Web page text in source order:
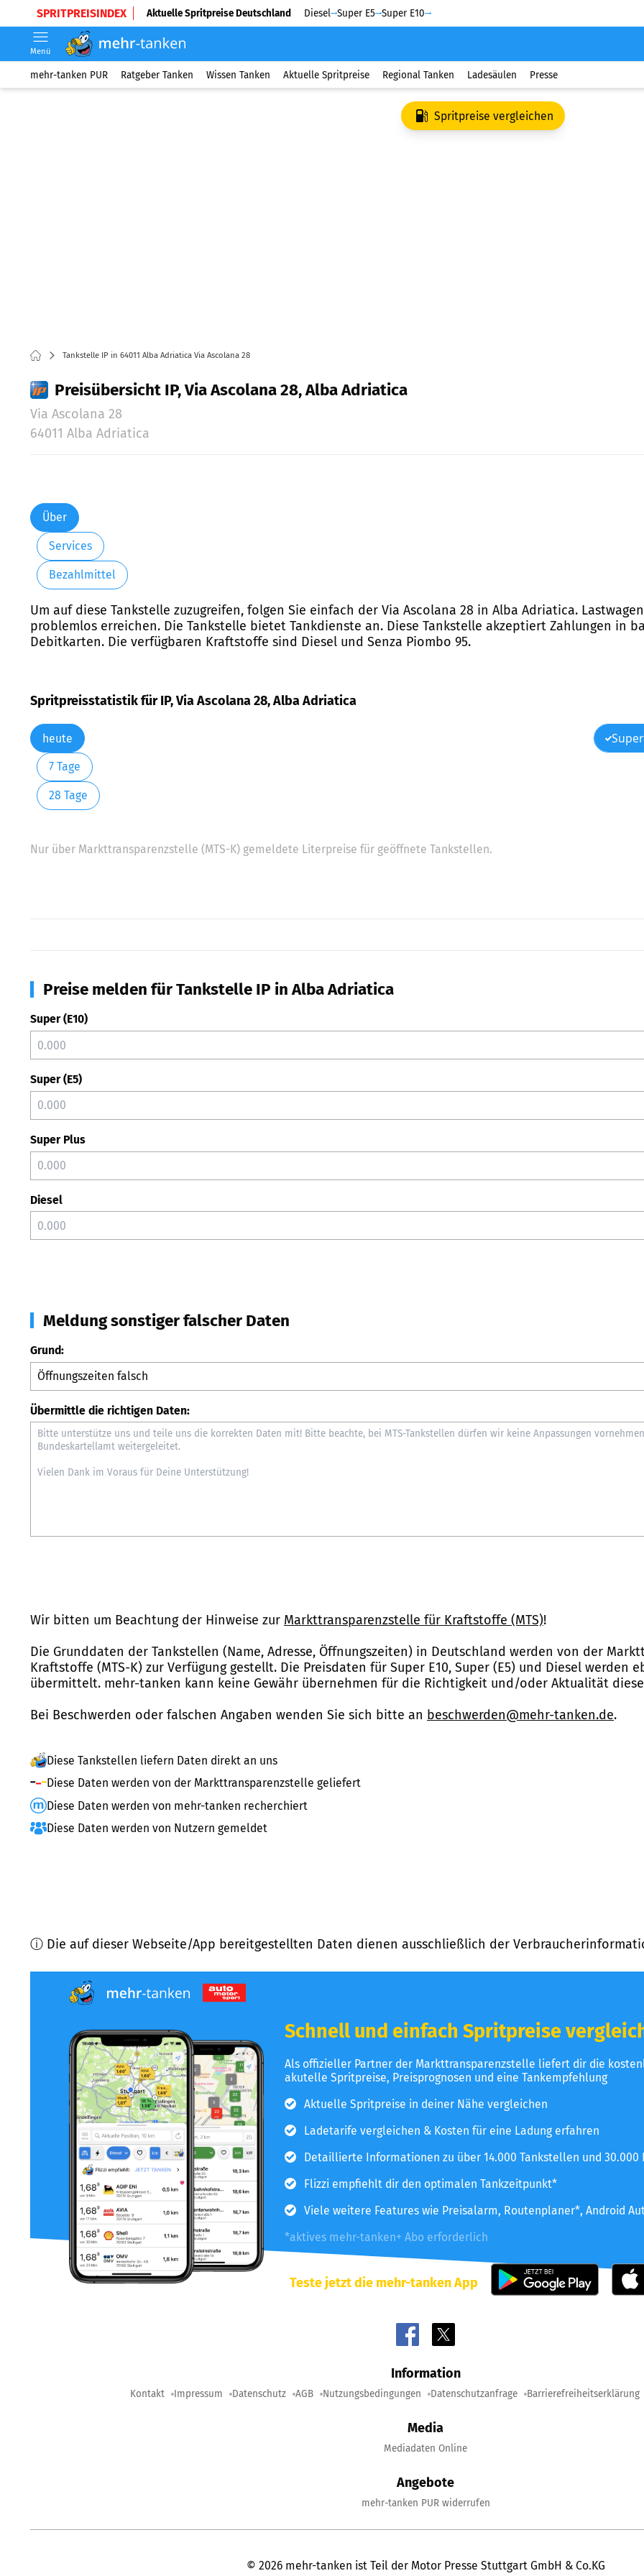
SPRITPREISINDEX Aktuelle Spritpreise Deutschland Diesel Super E5 Super E10
Menü
mehr-tanken PUR Ratgeber Tanken Wissen Tanken Aktuelle Spritpreise Regional Tanken Ladesäulen Presse
Spritpreise vergleichen
Tankstelle IP in 64011 Alba Adriatica Via Ascolana 28
Preisübersicht IP, Via Ascolana 28, Alba Adriatica
Via Ascolana 28
64011 Alba Adriatica
Über
Services
Bezahlmittel
Um auf diese Tankstelle zuzugreifen, folgen Sie einfach der Via Ascolana 28 in Alba Adriatica.
problemlos erreichen. Die Tankstelle bietet Tankdienste an. Diese Tankstelle akzeptiert Zahlungen in
Debitkarten. Die verfügbaren Kraftstoffe sind Diesel und Senza Piombo 95.
Spritpreisstatistik für IP, Via Ascolana 28, Alba Adriatica
heute
7 Tage
28 Tage
Nur über Markttransparenzstelle (MTS-K) gemeldete Literpreise für geöffnete Tankstellen.
Preise melden für Tankstelle IP in Alba Adriatica
Super (E10)
Super (E5)
Super Plus
Diesel
Meldung sonstiger falscher Daten
Grund:
Übermittle die richtigen Daten:
Wir bitten um Beachtung der Hinweise zur Markttransparenzstelle für Kraftstoffe (MTS)!
Die Grunddaten der Tankstellen (Name, Adresse, Öffnungszeiten) in Deutschland werden von der
Kraftstoffe (MTS-K) zur Verfügung gestellt. Die Preisdaten für Super E10, Super (E5) und Diesel werden
übermittelt. mehr-tanken kann keine Gewähr übernehmen für die Richtigkeit und/oder Aktualität
Bei Beschwerden oder falschen Angaben wenden Sie sich bitte an beschwerden@mehr-tanken.de.
Diese Tankstellen liefern Daten direkt an uns
Diese Daten werden von der Markttransparenzstelle geliefert
Diese Daten werden von mehr-tanken recherchiert
Diese Daten werden von Nutzern gemeldet
ⓘ Die auf dieser Webseite/App bereitgestellten Daten dienen ausschließlich der
Schnell und einfach Spritpreise
Als offizieller Partner der Markttransparenzstelle liefert dir die
akutelle Spritpreise, Preisprognosen und eine Tankempfehlung
Aktuelle Spritpreise in deiner Nähe vergleichen
Ladetarife vergleichen & Kosten für eine Ladung erfahren
Detaillierte Informationen zu über 14.000 Tankstellen und 30.000
Flizzi empfiehlt dir den optimalen Tankzeitpunkt*
Viele weitere Features wie Preisalarm, Routenplaner*, Android
*aktives mehr-tanken+ Abo erforderlich
Teste jetzt die mehr-tanken App
Information
Kontakt Impressum Datenschutz AGB Nutzungsbedingungen Datenschutzanfrage Barrierefreiheitserklärung
Media
Mediadaten Online
Angebote
mehr-tanken PUR widerrufen
© 2026 mehr-tanken ist Teil der Motor Presse Stuttgart GmbH & Co.KG